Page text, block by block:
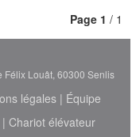
Page 1 / 1
Félix Louât, 60300 Senlis
légales | Équipe
Chariot élévateur